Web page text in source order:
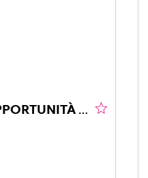
4 PARCHEGGI, OPPORTUNITÀ DI INVESTIMENTO